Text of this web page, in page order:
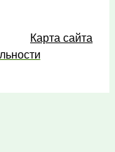
Карта сайта